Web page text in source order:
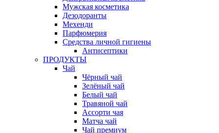
Мужская косметика
Дезодоранты
Мехенди
Парфюмерия
Средства личной гигиены
Антисептики
ПРОДУКТЫ
Чай
Чёрный чай
Зелёный чай
Белый чай
Травяной чай
Ассорти чая
Матча чай
Чай премиум